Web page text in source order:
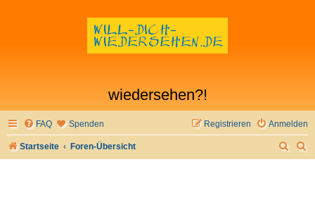
wiedersehen?!
FAQ Spenden Anmelden
Registrieren
Startseite Foren-Übersicht